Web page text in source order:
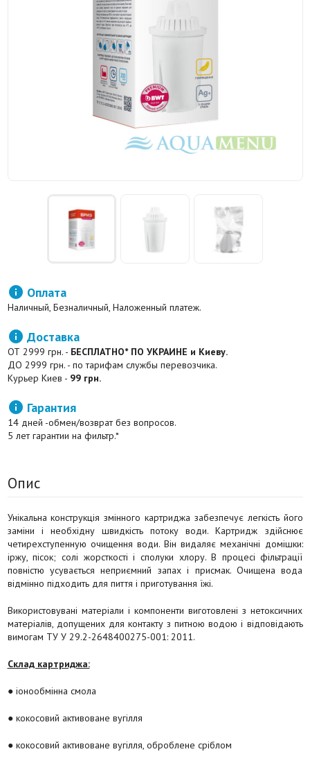
 Оплата
Наличный, Безналичный, Наложенный платеж.
 Доставка
ОТ 2999 грн. - БЕСПЛАТНО* ПО УКРАИНЕ и Киеву.
ДО 2999 грн. - по тарифам службы перевозчика.
Курьер Киев - 99 грн.
 Гарантия
14 дней -обмен/возврат без вопросов.
5 лет гарантии на фильтр.*
Опис
Унікальна конструкція змінного картриджа забезпечує легкість його
заміни і необхідну швидкість потоку води. Картридж здійснює
четирехступенную очищення води. Він видаляє механічні домішки:
іржу, пісок; солі жорсткості і сполуки хлору. В процесі фільтрації
повністю усувається неприємний запах і присмак. Очищена вода
відмінно підходить для пиття і приготування їжі.
Використовувані матеріали і компоненти виготовлені з нетоксичних
матеріалів, допущених для контакту з питною водою і відповідають
вимогам ТУ У 29.2-2648400275-001: 2011.
Склад картриджа:
● іонообмінна смола
● кокосовий активоване вугілля
● кокосовий активоване вугілля, оброблене сріблом